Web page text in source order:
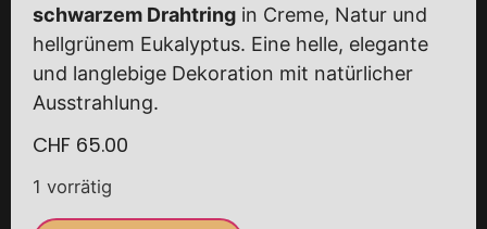
schwarzem Drahtring in Creme, Natur und
hellgrünem Eukalyptus. Eine helle, elegante
und langlebige Dekoration mit natürlicher
Ausstrahlung.
CHF 65.00
1 vorrätig